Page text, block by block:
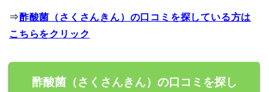
⇒酢酸菌（さくさんきん）の口コミを探している方は
こちらをクリック
酢酸菌（さくさんきん）の口コミを探し